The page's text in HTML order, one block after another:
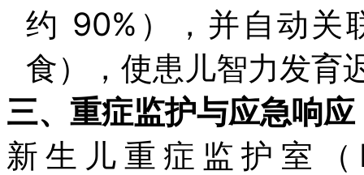
约 90%），并自动关
食），使患儿智力发育
三、重症监护与应急响
新生儿重症监护室